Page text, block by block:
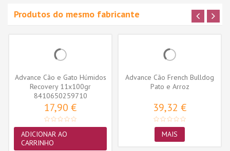
Produtos do mesmo fabricante
Advance Cão e Gato Húmidos
Recovery 11x100gr
8410650259710
17,90 €
ADICIONAR AO
CARRINHO
Advance Cão French Bulldog
Pato e Arroz
39,32 €
MAIS